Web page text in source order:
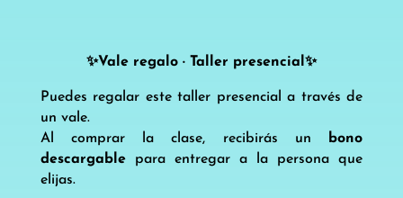
✨Vale regalo · Taller presencial✨
Puedes regalar este taller presencial a través de
un vale.
Al comprar la clase, recibirás un
bono
descargablepara entregar a la persona que
elijas.